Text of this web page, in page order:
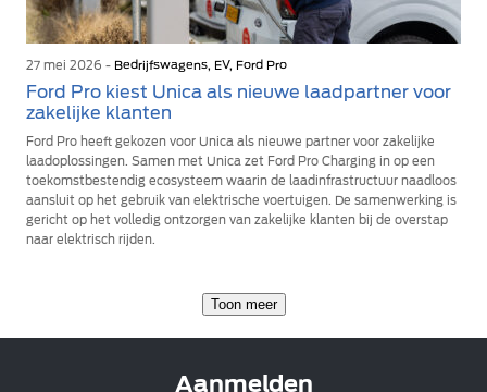
27 mei 2026 - Bedrijfswagens, EV, Ford Pro
Ford Pro kiest Unica als nieuwe laadpartner voor
zakelijke klanten
Ford Pro heeft gekozen voor Unica als nieuwe partner voor zakelijke
laadoplossingen. Samen met Unica zet Ford Pro Charging in op een
toekomstbestendig ecosysteem waarin de laadinfrastructuur naadloos
aansluit op het gebruik van elektrische voertuigen. De samenwerking is
gericht op het volledig ontzorgen van zakelijke klanten bij de overstap
naar elektrisch rijden.
Toon meer
Aanmelden